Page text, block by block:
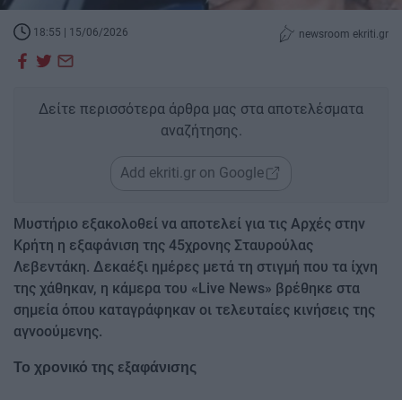
18:55 | 15/06/2026 newsroom ekriti.gr
Δείτε περισσότερα άρθρα μας στα αποτελέσματα
αναζήτησης.
Add ekriti.gr on Google
Μυστήριο εξακολοθεί να αποτελεί για τις Αρχές στην
Κρήτη η εξαφάνιση της 45χρονης Σταυρούλας
Λεβεντάκη. Δεκαέξι ημέρες μετά τη στιγμή που τα ίχνη
της χάθηκαν, η κάμερα του «Live News» βρέθηκε στα
σημεία όπου καταγράφηκαν οι τελευταίες κινήσεις της
αγνοούμενης.
Το χρονικό της εξαφάνισης